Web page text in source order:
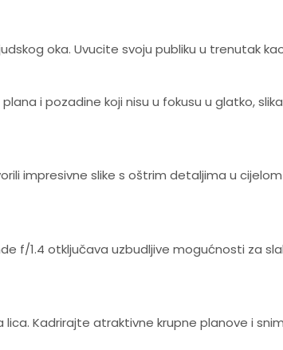
oka. Uvucite svoju publiku u trenutak
i pozadine koji nisu u fokusu u glatko,
impresivne slike s oštrim detaljima u cijelom
f/1.4 otključava uzbudljive mogućnosti za
Kadrirajte atraktivne krupne planove i